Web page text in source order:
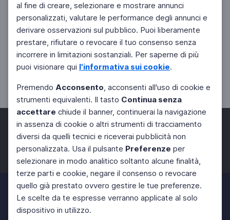
al fine di creare, selezionare e mostrare annunci
personalizzati, valutare le performance degli annunci e
derivare osservazioni sul pubblico. Puoi liberamente
prestare, rifiutare o revocare il tuo consenso senza
incorrere in limitazioni sostanziali. Per saperne di più
puoi visionare qui l'informativa sui cookie.
Premendo Acconsento, acconsenti all'uso di cookie e
strumenti equivalenti. Il tasto Continua senza
accettare chiude il banner, continuerai la navigazione
in assenza di cookie o altri strumenti di tracciamento
diversi da quelli tecnici e riceverai pubblicità non
personalizzata. Usa il pulsante Preferenze per
selezionare in modo analitico soltanto alcune finalità,
terze parti e cookie, negare il consenso o revocare
quello già prestato ovvero gestire le tue preferenze.
Le scelte da te espresse verranno applicate al solo
dispositivo in utilizzo.
Facebook Twitter Instagram